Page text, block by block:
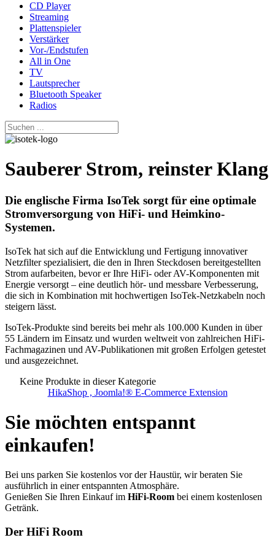
CD Player
Streaming
Plattenspieler
Verstärker
Vor-/Endstufen
All in One
TV
Lautsprecher
Bluetooth Speaker
Radios
Sauberer Strom, reinster Klang
Die englische Firma IsoTek sorgt für eine optimale
Stromversorgung von HiFi- und Heimkino-
Systemen.
IsoTek hat sich auf die Entwicklung und Fertigung innovativer
Netzfilter spezialisiert, die den in Ihren Steckdosen bereitgestellten
Strom aufarbeiten, bevor er Ihre HiFi- oder AV-Komponenten mit
Energie versorgt – eine deutlich hör- und messbare Verbesserung,
die sich in Kombination mit hochwertigen IsoTek-Netzkabeln noch
steigern lässt.
IsoTek-Produkte sind bereits bei mehr als 100.000 Kunden in über
55 Ländern im Einsatz und wurden weltweit von zahlreichen HiFi-
Fachmagazinen und AV-Publikationen mit großen Erfolgen getestet
und ausgezeichnet.
Keine Produkte in dieser Kategorie
HikaShop , Joomla!® E-Commerce Extension
Sie möchten entspannt
einkaufen!
Bei uns parken Sie kostenlos vor der Haustür, wir beraten Sie
ausführlich in einer entspannten Atmosphäre.
Genießen Sie Ihren Einkauf im HiFi-Room bei einem kostenlosen
Getränk.
Der HiFi Room